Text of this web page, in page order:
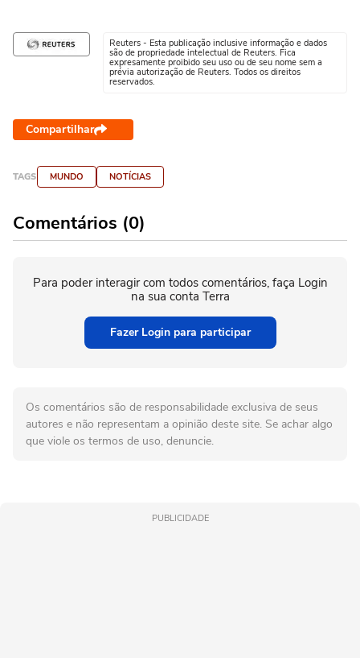
Reuters - Esta publicação inclusive informação e dados
são de propriedade intelectual de Reuters. Fica
expresamente proibido seu uso ou de seu nome sem a
prévia autorização de Reuters. Todos os direitos
reservados.
Compartilhar
TAGS MUNDO NOTÍCIAS
Comentários (0)
Para poder interagir com todos comentários, faça Login
na sua conta Terra
Fazer Login para participar
Os comentários são de responsabilidade exclusiva de seus
autores e não representam a opinião deste site. Se achar algo
que viole os termos de uso, denuncie.
PUBLICIDADE